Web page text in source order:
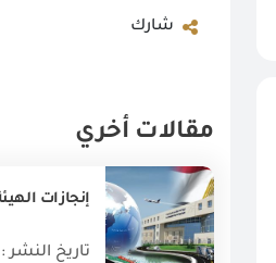
شارك
مقالات أخري
إنجازات
تاريخ النشر : 2020-12-10